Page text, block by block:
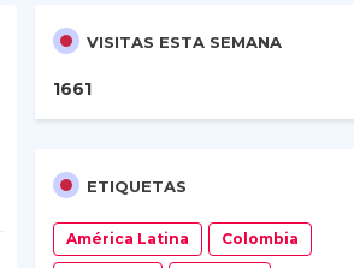
VISITAS ESTA SEMANA
1661
ETIQUETAS
América Latina Colombia